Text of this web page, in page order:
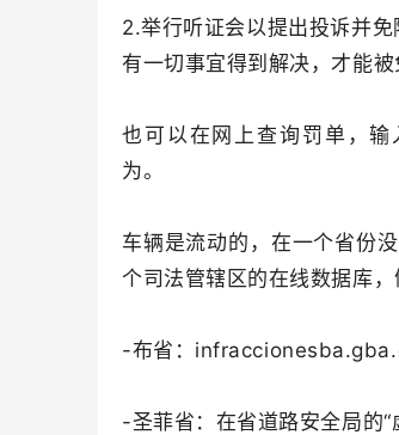
2.举行听证会以提出投诉并
有一切事宜得到解决，才能被
也可以在网上查询罚单，
为。
车辆是流动的，在一个省份
个司法管辖区的在线数据库，
-布省：
-圣菲省：在省道路安全局的